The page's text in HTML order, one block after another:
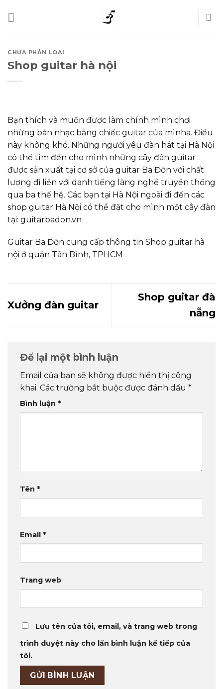
to
content
CHƯA PHÂN LOẠI
Shop guitar hà nội
Bạn thích và muốn được làm chính mình chơi
những bản nhạc bằng chiếc guitar của mìnha. Điều
này không khó. Những người yêu đàn hát tại Hà Nội
có thể tìm đến cho mình những cây đàn guitar
được sản xuất tại cơ sở của guitar Ba Đờn với chất
lượng đi liền với danh tiếng làng nghề truyền thống
qua ba thế hệ. Các bạn tại Hà Nội ngoài đi đến các
shop guitar Hà Nội có thể đặt cho mình một cây đàn
tại: guitarbadon.vn
Guitar Ba Đờn cung cấp thông tin Shop guitar hà
nội ở quận Tân Bình, TPHCM
Xưởng đàn guitar
Shop guitar đà
nẵng
Để lại một bình luận
Email của bạn sẽ không được hiển thị công
khai. Các trường bắt buộc được đánh dấu *
Bình luận *
Tên *
Email *
Trang web
Lưu tên của tôi, email, và trang web trong
trình duyệt này cho lần bình luận kế tiếp của
tôi.